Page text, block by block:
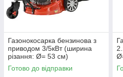
Газонокосарка бензинова з
приводом 3/5кВт (ширина
різання: Ø= 53 см)
травозбірник 62л Yato YT-
85545
Готово до відправки